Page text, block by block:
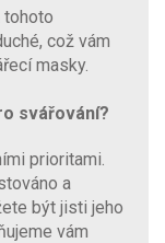
tohoto
což vám
masky.
svářování?
prioritami.
a
být jisti jeho
vám